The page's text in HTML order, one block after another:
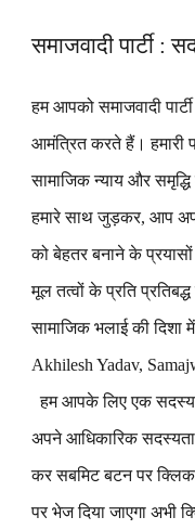
समाजवादी पार्टी :
हम आपको समाजवादी
आमंत्रित करते हैं। हमारी
सामाजिक न्याय और
हमारे साथ जुड़कर, आप
को बेहतर बनाने के
मूल तत्वों के प्रति
सामाजिक भलाई की दिशा
Akhilesh Yadav,
हम आपके लिए एक
अपने आधिकारिक
कर सबमिट बटन पर
पर भेज दिया जाएगा अभी